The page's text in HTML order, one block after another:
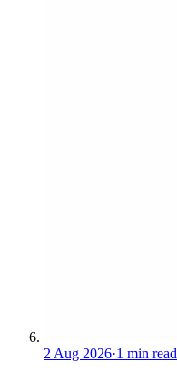
2 Aug 2026·1 min read